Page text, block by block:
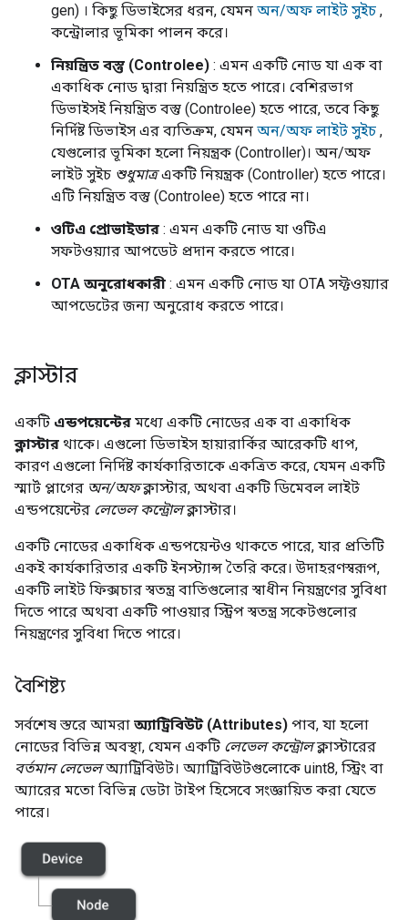
gen) । কিছু ডিভাইসের ধরন, যেমন অন/অফ লাইট সুইচ ,
কন্ট্রোলার ভূমিকা পালন করে।
নিয়ন্ত্রিত বস্তু (Controlee) : এমন একটি নোড যা এক বা
একাধিক নোড দ্বারা নিয়ন্ত্রিত হতে পারে। বেশিরভাগ
ডিভাইসই নিয়ন্ত্রিত বস্তু (Controlee) হতে পারে, তবে কিছু
নির্দিষ্ট ডিভাইস এর ব্যতিক্রম, যেমন অন/অফ লাইট সুইচ ,
যেগুলোর ভূমিকা হলো নিয়ন্ত্রক (Controller)। অন/অফ
লাইট সুইচ শুধুমাত্রএকটি নিয়ন্ত্রক (Controller) হতে পারে।
এটি নিয়ন্ত্রিত বস্তু (Controlee) হতে পারে না।
ওটিএ প্রোভাইডার : এমন একটি নোড যা ওটিএ
সফটওয়্যার আপডেট প্রদান করতে পারে।
OTA অনুরোধকারী : এমন একটি নোড যা OTA সফ্টওয়্যার
আপডেটের জন্য অনুরোধ করতে পারে।
ক্লাস্টার
একটি এন্ডপয়েন্টের মধ্যে একটি নোডের এক বা একাধিক
ক্লাস্টার থাকে। এগুলো ডিভাইস হায়ারার্কির আরেকটি ধাপ,
কারণ এগুলো নির্দিষ্ট কার্যকারিতাকে একত্রিত করে, যেমন একটি
স্মার্ট প্লাগের অন/অফক্লাস্টার, অথবা একটি ডিমেবল লাইট
এন্ডপয়েন্টের লেভেল কন্ট্রোলক্লাস্টার।
একটি নোডের একাধিক এন্ডপয়েন্টও থাকতে পারে, যার প্রতিটি
একই কার্যকারিতার একটি ইনস্ট্যান্স তৈরি করে। উদাহরণস্বরূপ,
একটি লাইট ফিক্সচার স্বতন্ত্র বাতিগুলোর স্বাধীন নিয়ন্ত্রণের সুবিধা
দিতে পারে অথবা একটি পাওয়ার স্ট্রিপ স্বতন্ত্র সকেটগুলোর
নিয়ন্ত্রণের সুবিধা দিতে পারে।
বৈশিষ্ট্য
সর্বশেষ স্তরে আমরা অ্যাট্রিবিউট (Attributes) পাব, যা হলো
নোডের বিভিন্ন অবস্থা, যেমন একটি লেভেল কন্ট্রোলক্লাস্টারের
বর্তমান লেভেলঅ্যাট্রিবিউট। অ্যাট্রিবিউটগুলোকে uint8, স্ট্রিং বা
অ্যারের মতো বিভিন্ন ডেটা টাইপ হিসেবে সংজ্ঞায়িত করা যেতে
পারে।